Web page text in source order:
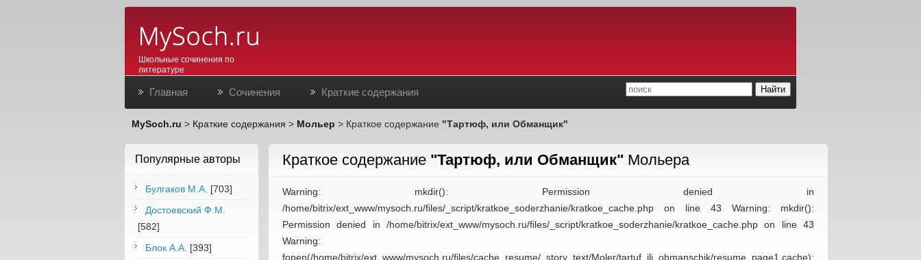
Школьные сочинения по
литературе
Главная Сочинения Краткие содержания
MySoch.ru > Краткие содержания > Мольер > Краткое содержание "Тартюф, или Обманщик"
Популярные авторы
Булгаков М.А. [703]
Достоевский Ф.М.
[582]
Блок А.А. [393]
Краткое содержание "Тартюф, или Обманщик" Мольера
Warning: mkdir(): Permission denied in
/home/bitrix/ext_www/mysoch.ru/files/_script/kratkoe_soderzhanie/kratkoe_cache.php on line 43 Warning: mkdir():
Permission denied in /home/bitrix/ext_www/mysoch.ru/files/_script/kratkoe_soderzhanie/kratkoe_cache.php on line 43
Warning:
fopen(/home/bitrix/ext_www/mysoch.ru/files/cache_resume/_story_text/Moler/tartuf_ili_obmanschik/resume_page1.cache):